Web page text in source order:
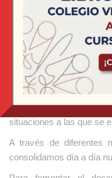
Educación
Educamos para que
activos, creativos,
independientes.
situaciones a las que se
A través de diferentes
consolidamos día a día